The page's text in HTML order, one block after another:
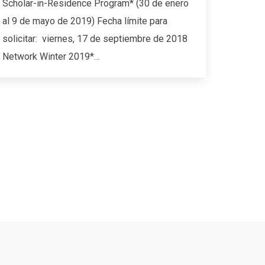
Scholar-in-Residence Program* (30 de enero
al 9 de mayo de 2019) Fecha límite para
solicitar: viernes, 17 de septiembre de 2018
Network Winter 2019*…